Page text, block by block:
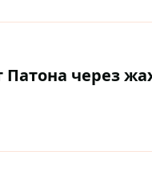
Патона через